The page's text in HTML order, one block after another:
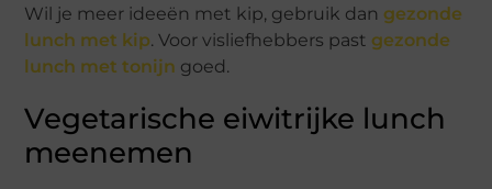
Wil je meer ideeën met kip, gebruik dan gezonde
lunch met kip. Voor visliefhebbers past gezonde
lunch met tonijn goed.
Vegetarische eiwitrijke lunch
meenemen